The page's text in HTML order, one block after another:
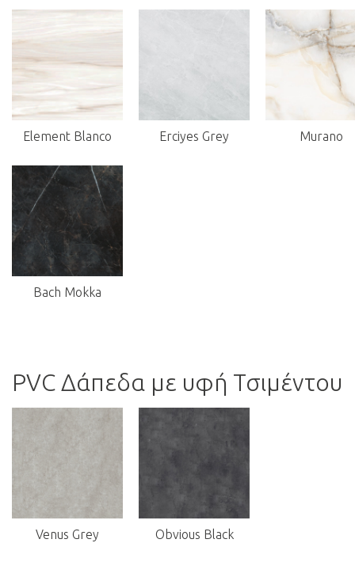
Element Blanco Erciyes Grey Murano
Bach Mokka
PVC Δάπεδα με υφή Τσιμέντου
Venus Grey Obvious Black